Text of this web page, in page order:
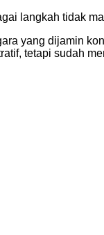
langkah tidak
yang dijamin
tetapi sudah